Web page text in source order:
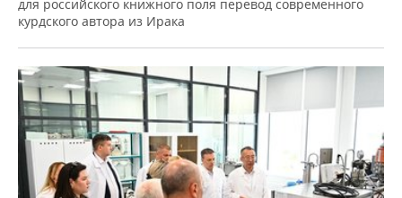
для российского книжного поля перевод современного
курдского автора из Ирака